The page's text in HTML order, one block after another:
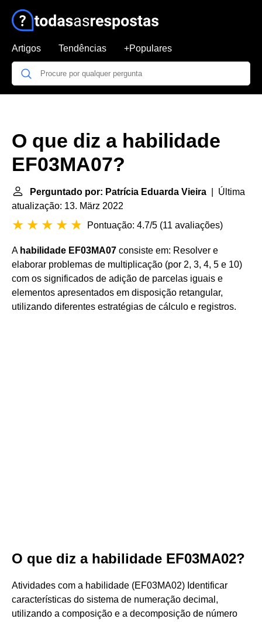
Artigos Tendências +Populares
O que diz a habilidade
EF03MA07?
Perguntado por: Patrícia Eduarda Vieira | Última
atualização: 13. März 2022
Pontuação: 4.7/5 (11 avaliações)
A habilidade EF03MA07 consiste em: Resolver e
elaborar problemas de multiplicação (por 2, 3, 4, 5 e 10)
com os significados de adição de parcelas iguais e
elementos apresentados em disposição retangular,
utilizando diferentes estratégias de cálculo e registros.
O que diz a habilidade EF03MA02?
Atividades com a habilidade (EF03MA02) Identificar
características do sistema de numeração decimal,
utilizando a composição e a decomposição de número